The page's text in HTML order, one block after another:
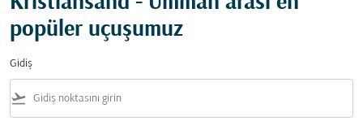
popüler uçuşumuz
Gidiş
flight_takeoff